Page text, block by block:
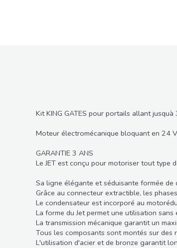
Kit KING GATES pour portails allant
Moteur électromécanique bloquant en 24
GARANTIE 3 ANS
Le JET est conçu pour motoriser tout type
Sa ligne élégante et séduisante formée de
Grâce au connecteur extractible, les
Le condensateur est incorporé au
La forme du Jet permet une utilisation
La transmission mécanique garantit un
Tous les composants sont montés sur
L'utilisation d'acier et de bronze garantit